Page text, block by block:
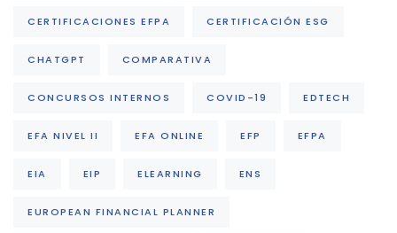
CERTIFICACIONES EFPA CERTIFICACIÓN ESG
CHATGPT COMPARATIVA
CONCURSOS INTERNOS COVID-19 EDTECH
EFA NIVEL II EFA ONLINE EFP EFPA
EIA EIP ELEARNING ENS
EUROPEAN FINANCIAL PLANNER